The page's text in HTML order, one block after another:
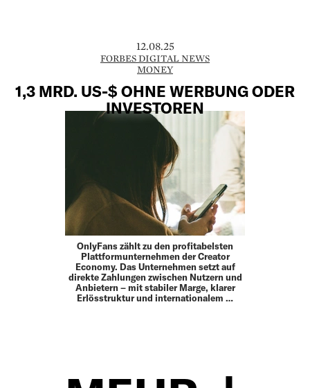
12.08.25
FORBES DIGITAL NEWS
MONEY
1,3 MRD. US-$ OHNE WERBUNG ODER
INVESTOREN
OnlyFans zählt zu den profitabelsten
Plattformunternehmen der Creator
Economy. Das Unternehmen setzt auf
direkte Zahlungen zwischen Nutzern und
Anbietern – mit stabiler Marge, klarer
Erlösstruktur und internationalem …